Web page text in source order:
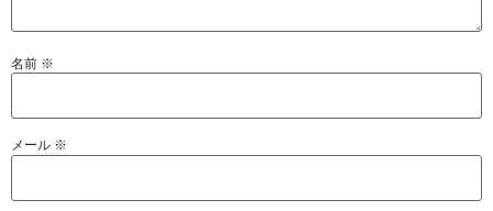
名前 ※
メール ※